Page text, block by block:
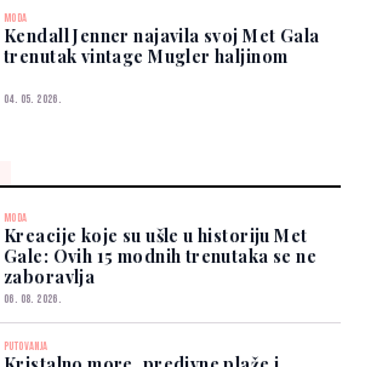
MODA
Kendall Jenner najavila svoj Met Gala
trenutak vintage Mugler haljinom
04. 05. 2026.
MODA
Kreacije koje su ušle u historiju Met
Gale: Ovih 15 modnih trenutaka se ne
zaboravlja
06. 08. 2026.
PUTOVANJA